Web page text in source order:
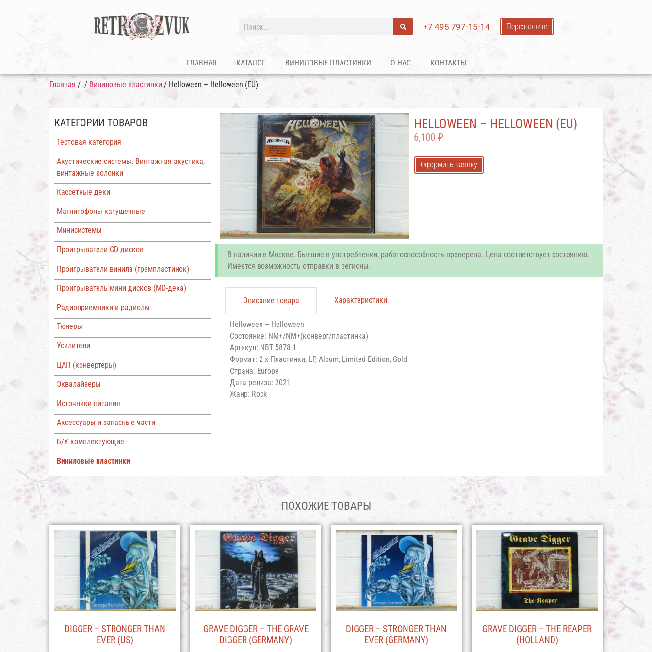
+7 495 797-15-14 Перезвоните
ГЛАВНАЯ КАТАЛОГ ВИНИЛОВЫЕ ПЛАСТИНКИ О НАС КОНТАКТЫ
Главная / / Виниловые пластинки / Helloween – Helloween (EU)
КАТЕГОРИИ ТОВАРОВ
Тестовая категория
Акустические системы. Винтажная акустика,
винтажные колонки
Кассетные деки
Магнитофоны катушечные
Минисистемы
Проигрыватели CD дисков
Проигрыватели винила (грампластинок)
Проигрыватель мини дисков (MD-дека)
Радиоприемники и радиолы
Тюнеры
Усилители
ЦАП (конвертеры)
Эквалайзеры
Источники питания
Аксессуары и запасные части
Б/У комплектующие
Виниловые пластинки
HELLOWEEN – HELLOWEEN (EU)
6,100 ₽
Оформить заявку
В наличии в Москве. Бывшие в употреблении, работоспособность проверена. Цена соответствует состоянию.
Имеется возможность отправки в регионы.
Описание товара Характеристики
Helloween – Helloween
Состояние: NM+/NM+(конверт/пластинка)
Артикул: NBT 5878-1
Формат: 2 x Пластинки, LP, Album, Limited Edition, Gold
Страна: Europe
Дата релиза: 2021
Жанр: Rock
ПОХОЖИЕ ТОВАРЫ
DIGGER – STRONGER THAN
EVER (US)
GRAVE DIGGER – THE GRAVE
DIGGER (GERMANY)
DIGGER – STRONGER THAN
EVER (GERMANY)
GRAVE DIGGER – THE REAPER
(HOLLAND)